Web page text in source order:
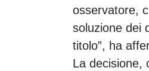
osservatore,
soluzione dei
titolo”, ha
La decisione,